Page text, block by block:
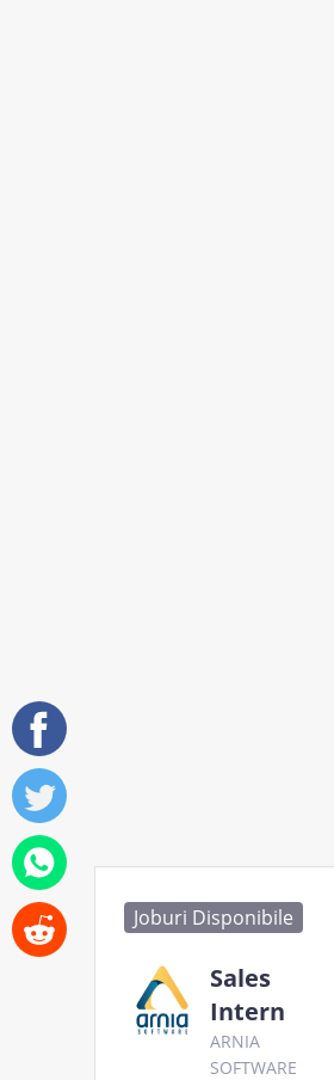
Joburi Disponibile
Sales
Intern
ARNIA
SOFTWARE